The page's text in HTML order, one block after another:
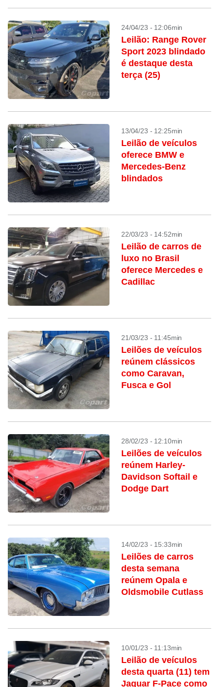
24/04/23 - 12:06min
Leilão: Range Rover
Sport 2023 blindado
é destaque desta
terça (25)
13/04/23 - 12:25min
Leilão de veículos
oferece BMW e
Mercedes-Benz
blindados
22/03/23 - 14:52min
Leilão de carros de
luxo no Brasil
oferece Mercedes e
Cadillac
21/03/23 - 11:45min
Leilões de veículos
reúnem clássicos
como Caravan,
Fusca e Gol
28/02/23 - 12:10min
Leilões de veículos
reúnem Harley-
Davidson Softail e
Dodge Dart
14/02/23 - 15:33min
Leilões de carros
desta semana
reúnem Opala e
Oldsmobile Cutlass
10/01/23 - 11:13min
Leilão de veículos
desta quarta (11) tem
Jaguar F-Pace como